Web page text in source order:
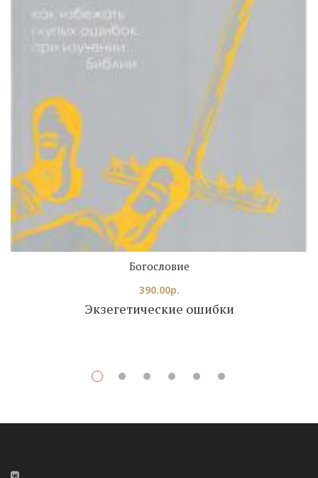
Экзегетические ошибки
Богословие
390.00р.